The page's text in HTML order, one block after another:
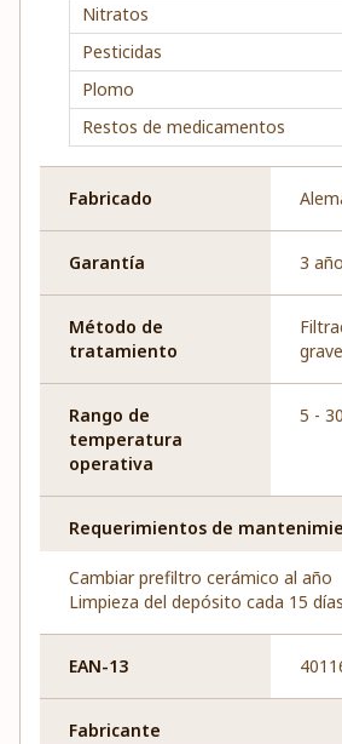
Nitratos
Pesticidas
Plomo
Restos de medicamentos
Fabricado
Garantía 3
Método de
tratamiento
Rango de
temperatura
operativa
5 -
Requerimientos de
Cambiar prefiltro cerámico al año
Limpieza del depósito cada 15 días
EAN-13
Fabricante